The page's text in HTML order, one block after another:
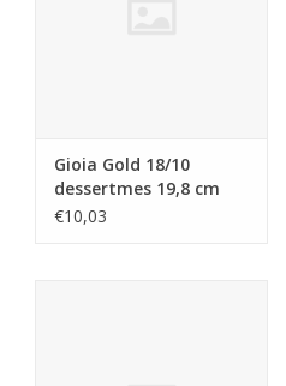
Gioia Gold 18/10
dessertmes 19,8 cm
€10,03